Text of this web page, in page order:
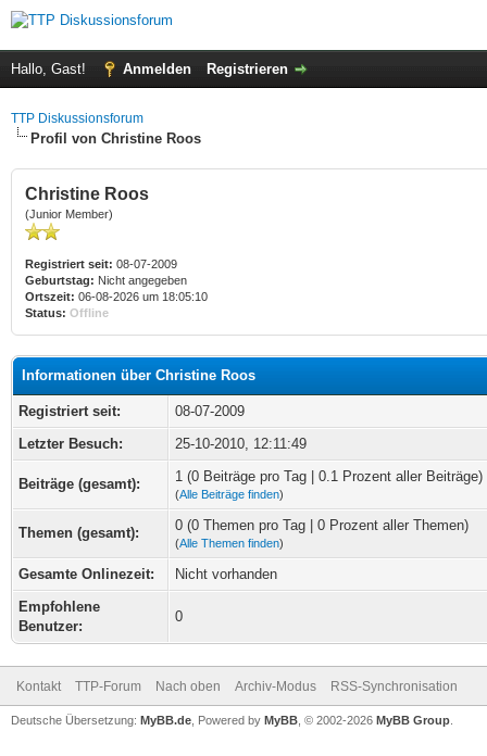
Hallo, Gast! Anmelden Registrieren
TTP Diskussionsforum
Profil von Christine Roos
Christine Roos
(Junior Member)
Registriert seit: 08-07-2009
Geburtstag: Nicht angegeben
Ortszeit: 06-08-2026 um 18:05:10
Status: Offline
Informationen über Christine Roos
Registriert seit:
08-07-2009
Letzter Besuch:
25-10-2010, 12:11:49
Beiträge (gesamt): 1 (0 Beiträge pro Tag | 0.1 Prozent aller Beiträge)
(Alle Beiträge finden)
Themen (gesamt): 0 (0 Themen pro Tag | 0 Prozent aller Themen)
(Alle Themen finden)
Gesamte Onlinezeit:
Nicht vorhanden
Empfohlene
Benutzer:
0
Kontakt TTP-Forum Nach oben Archiv-Modus RSS-Synchronisation
Deutsche Übersetzung: MyBB.de , Powered by MyBB , © 2002-2026 MyBB Group